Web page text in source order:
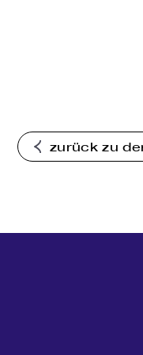
zurück zu